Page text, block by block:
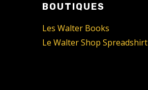
BOUTIQUES
Les Walter Books
Le Walter Shop Spreadshirt